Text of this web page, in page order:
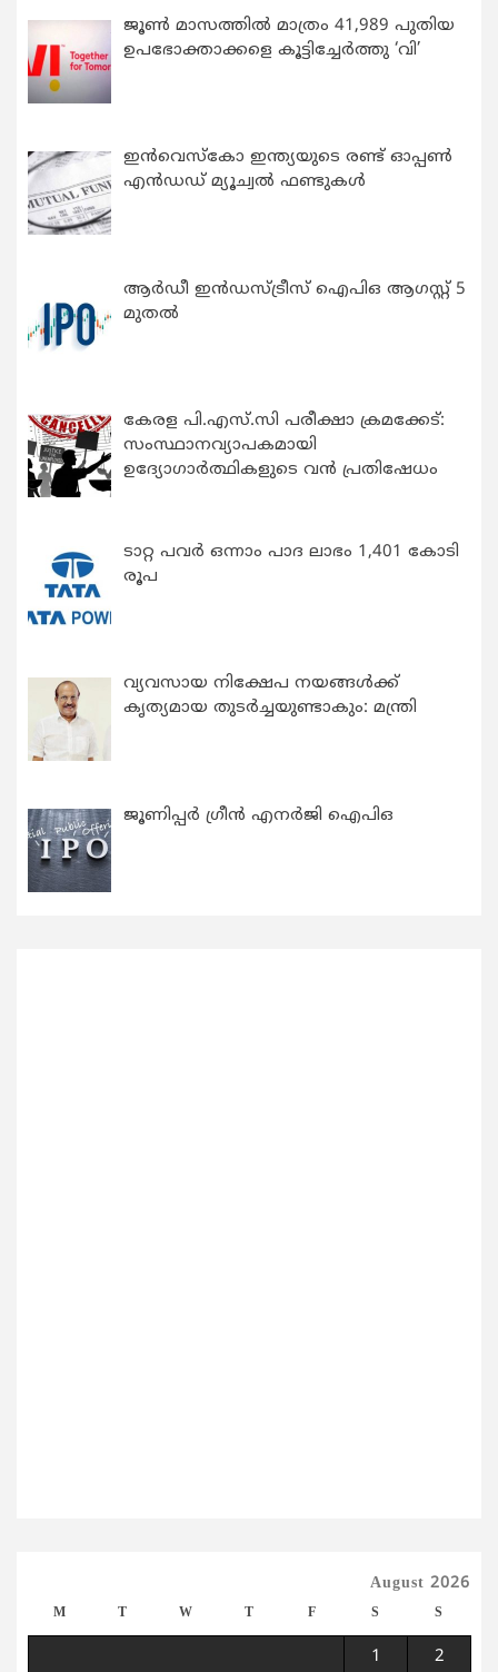
ജൂൺ മാസത്തിൽ മാത്രം 41,989 പുതിയ
ഉപഭോക്താക്കളെ കൂട്ടിച്ചേർത്തു ‘വി’
ഇന്‍വെസ്കോ ഇന്ത്യയുടെ രണ്ട് ഓപ്പണ്‍
എന്‍ഡഡ് മ്യൂച്വല്‍ ഫണ്ടുകള്‍
ആർഡീ ഇൻഡസ്ട്രീസ് ഐപിഒ ആഗസ്റ്റ് 5
മുതൽ
കേരള പി.എസ്.സി പരീക്ഷാ ക്രമക്കേട്:
സംസ്ഥാനവ്യാപകമായി
ഉദ്യോഗാര്‍ത്ഥികളുടെ വന്‍ പ്രതിഷേധം
ടാറ്റ പവർ ഒന്നാം പാദ ലാഭം 1,401 കോടി
രൂപ
വ്യവസായ നിക്ഷേപ നയങ്ങള്‍ക്ക്
കൃത്യമായ തുടര്‍ച്ചയുണ്ടാകും: മന്ത്രി
ജൂണിപ്പർ ഗ്രീൻ എനർജി ഐപിഒ
August 2026
M T W T F S S
1 2